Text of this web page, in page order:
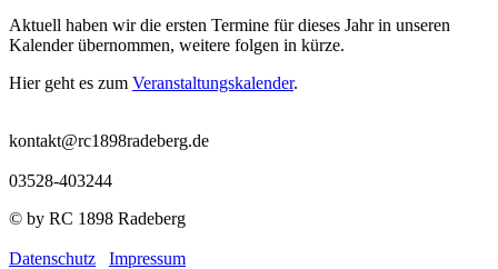
Aktuell haben wir die ersten Termine für dieses Jahr in unseren
Kalender übernommen, weitere folgen in kürze.
Hier geht es zum Veranstaltungskalender.
kontakt@rc1898radeberg.de
03528-403244
© by RC 1898 Radeberg
Datenschutz
Impressum